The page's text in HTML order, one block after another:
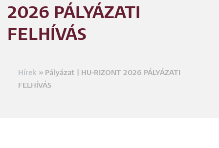
menü
2026 PÁLYÁZATI
FELHÍVÁS
Morzsa
Hírek
Pályázat | HU-RIZONT 2026 PÁLYÁZATI
FELHÍVÁS